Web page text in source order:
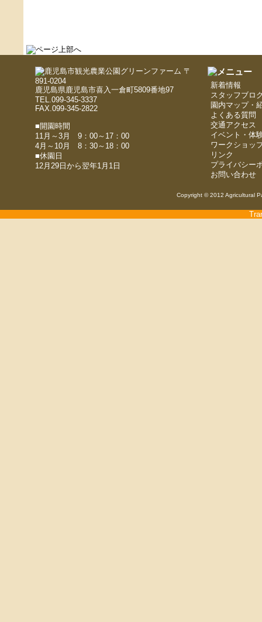
〒
891-0204
鹿児島県鹿児島市喜入一倉町5809番地97
TEL.099-345-3337
FAX.099-345-2822
■開園時間
11月～3月 9：00～17：00
4月～10月 8：30～18：00
■休園日
12月29日から翌年1月1日
新着情報
スタッフブロ
園内マップ・
よくある質問
交通アクセス
イベント・体
ワークショッ
リンク
プライバシー
お問い合わせ
Copyright © 2012 Agricultural